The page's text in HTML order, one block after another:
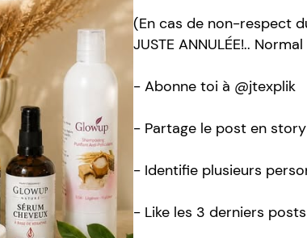
(En cas de non-respect
JUSTE ANNULÉE!..
- Abonne toi à @jtexplik
- Partage le post en story
- Identifie plusieurs
- Like les 3 derniers posts